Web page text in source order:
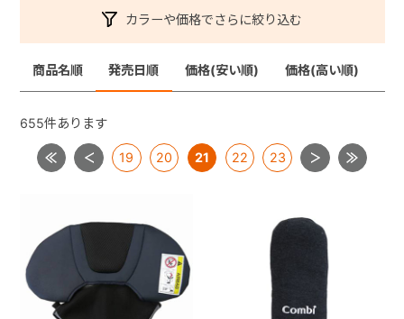
クルムーヴスマート・クルムーヴスマートＩＳＯＦＩＸ
ジョイトリップ
ジョイトリップアドバンスＩＳＯＦＩＸ
ムーブフィットジュニア
ママロン マルゴット ミニマグランデ
【共通部品】ＩＳＯＦＩＸキャップ・すーすーファン・
ロッキングクリップ・ギボシ
【共通部品】ベースカバー・サポートレッグ
カラーや価格でさらに絞り込む
商品名順 発売日順 価格(安い順) 価格(高い順)
655件あります
19 20 21 22 23